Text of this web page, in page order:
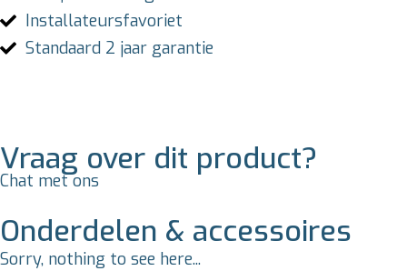
Installateursfavoriet
Standaard 2 jaar garantie
Vraag over dit product?
Chat met ons
Onderdelen & accessoires
Sorry, nothing to see here...